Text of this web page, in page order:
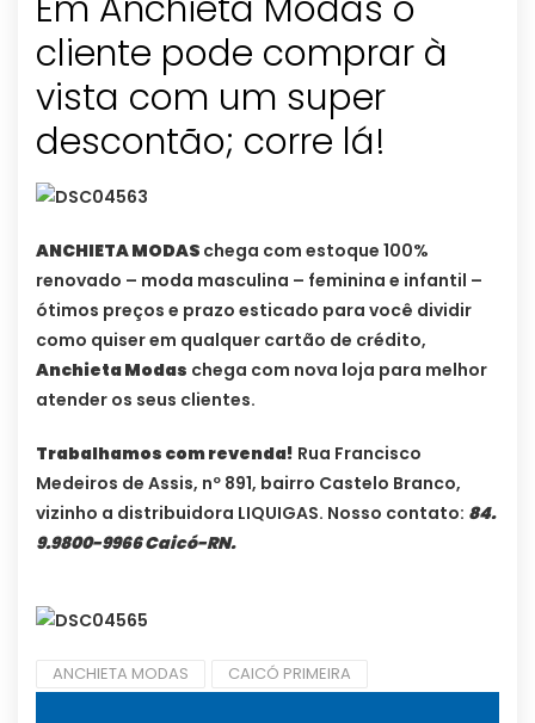
cliente pode comprar à
vista com um super
descontão; corre lá!
ANCHIETA MODAS chega com estoque 100%
renovado – moda masculina – feminina e infantil –
ótimos preços e prazo esticado para você dividir
como quiser em qualquer cartão de crédito,
Anchieta Modas chega com nova loja para melhor
atender os seus clientes.
Trabalhamos com revenda! Rua Francisco
Medeiros de Assis, nº 891, bairro Castelo Branco,
vizinho a distribuidora LIQUIGAS. Nosso contato: 84.
9.9800-9966 Caicó-RN.
ANCHIETA MODAS CAICÓ PRIMEIRA